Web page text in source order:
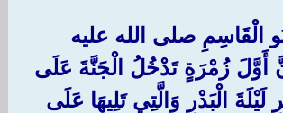
الْقَاسِمِ صلى الله عليه
أَوَّلَ زُمْرَةٍ تَدْخُلُ الْجَنَّةَ عَلَى
الْبَدْرِ وَالَّتِي تَلِيهَا عَلَى